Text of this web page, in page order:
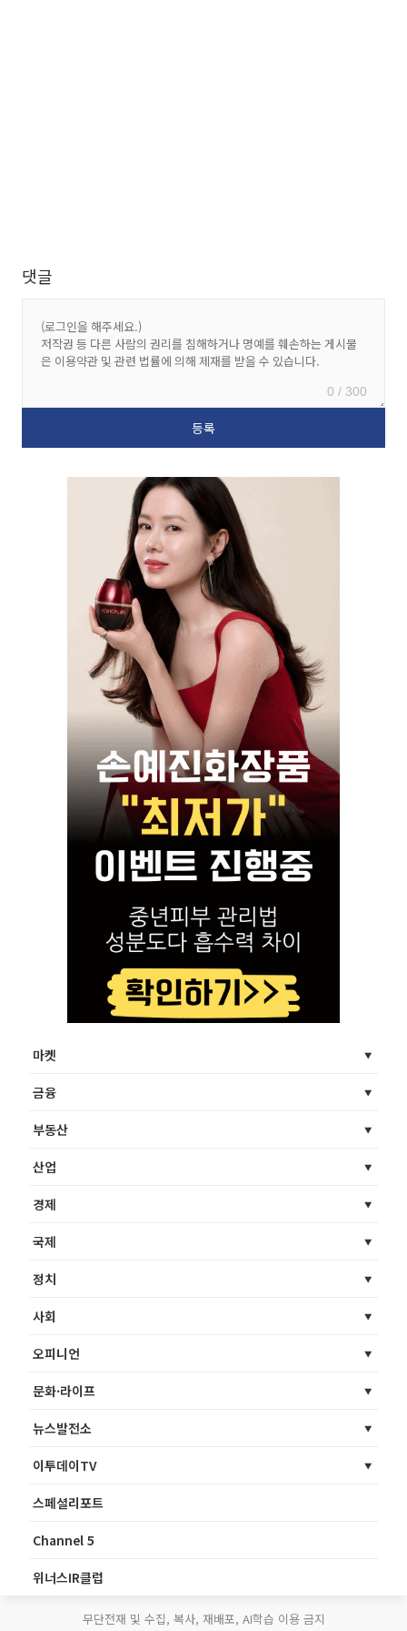
댓글
0 / 300
마켓
금융
부동산
산업
경제
국제
정치
사회
오피니언
문화·라이프
뉴스발전소
이투데이TV
스페셜리포트
Channel 5
위너스IR클럽
무단전재 및 수집, 복사, 재배포, AI학습 이용 금지